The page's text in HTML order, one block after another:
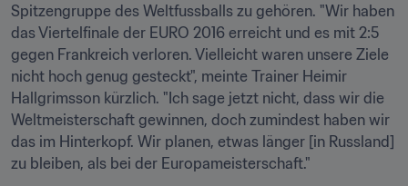
Spitzengruppe des Weltfussballs zu gehören. "Wir haben
das Viertelfinale der EURO 2016 erreicht und es mit 2:5
gegen Frankreich verloren. Vielleicht waren unsere Ziele
nicht hoch genug gesteckt", meinte Trainer Heimir
Hallgrimsson kürzlich. "Ich sage jetzt nicht, dass wir die
Weltmeisterschaft gewinnen, doch zumindest haben wir
das im Hinterkopf. Wir planen, etwas länger [in Russland]
zu bleiben, als bei der Europameisterschaft."